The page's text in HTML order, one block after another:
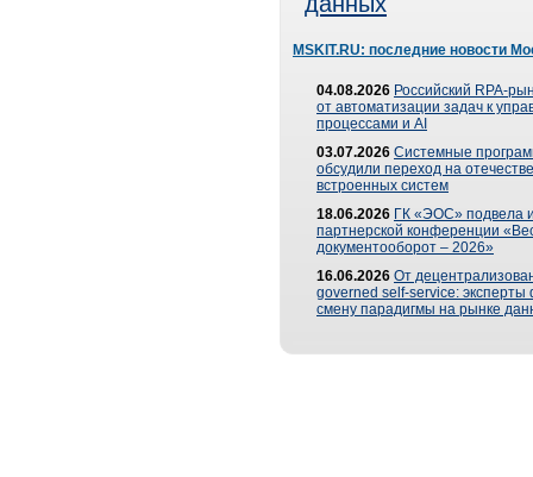
MSKIT.RU: последние новости
04.08.2026 Российский RPA-
от автоматизации задач к
процессами и AI
03.07.2026 Системные
обсудили переход на
встроенных систем
18.06.2026 ГК «ЭОС» подвела
партнерской конференции
документооборот – 2026»
16.06.2026 От
governed self-service: эксперты
смену парадигмы на рынке